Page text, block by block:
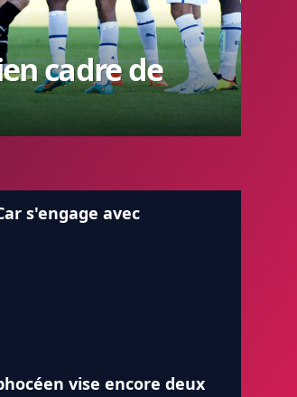
cadre de
s'engage avec
vise encore deux